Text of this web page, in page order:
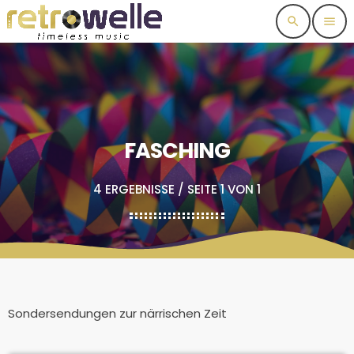
search menu
FASCHING
4 ERGEBNISSE / SEITE 1 VON 1
Sondersendungen zur närrischen Zeit